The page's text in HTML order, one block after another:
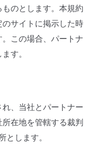
のとします。本規約
サイトに掲示した時
この場合、パートナ
す。
、当社とパートナー
在地を管轄する裁判
とします。